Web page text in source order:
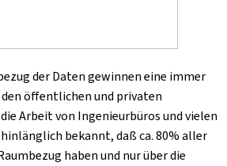
der Daten gewinnen eine immer
öffentlichen und privaten
Arbeit von Ingenieurbüros und vielen
bekannt, daß ca. 80% aller
haben und nur über die